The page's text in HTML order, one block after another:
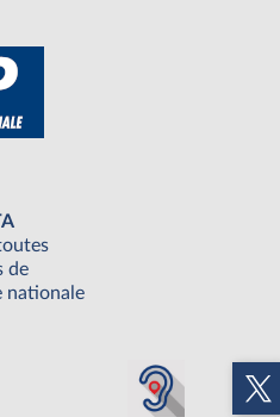
de
nationale